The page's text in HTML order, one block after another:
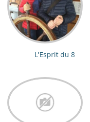
L'Esprit du 8